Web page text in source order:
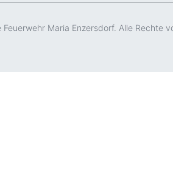
Maria Enzersdorf. Alle Rechte